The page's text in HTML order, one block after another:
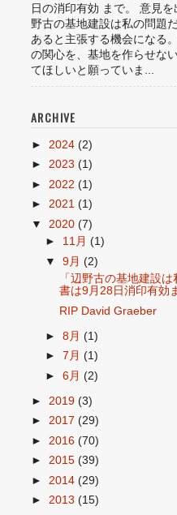
日の消印有効 まで。 意見を
野古の基地建設は私の問題
あると主張する機会になる
の関心を、基地を作らせな
てほしいと願っていま...
ARCHIVE
► 2024 (2)
► 2023 (1)
► 2022 (1)
► 2021 (1)
▼
2020 (7)
► 11月 (1)
▼
9月 (2)
「辺野古の基地建設
書は9月28日消印有効
RIP David Graeber
► 8月 (1)
► 7月 (1)
► 6月 (2)
► 2019 (3)
► 2017 (29)
► 2016 (70)
► 2015 (39)
► 2014 (29)
► 2013 (15)